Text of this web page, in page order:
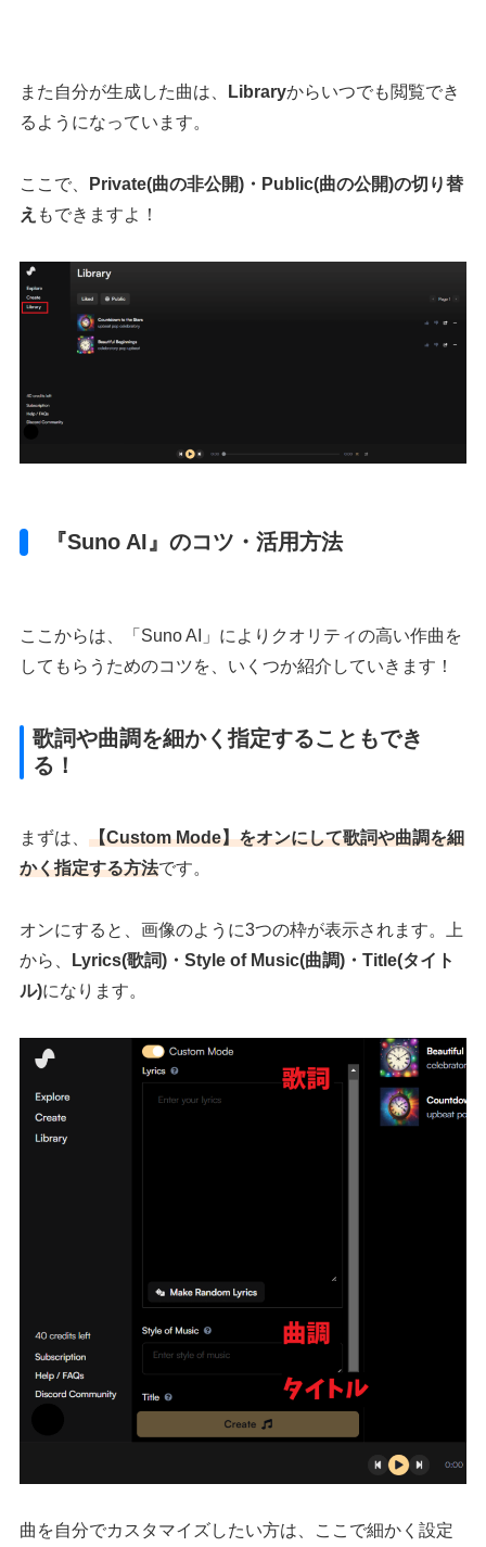
また自分が生成した曲は、 Libraryからいつでも閲覧でき
るようになっています。
ここで、
Private(曲の非公開)・Public(曲の公開)の切り替
え もできますよ！
『Suno AI』のコツ・活用方法
ここからは、「Suno AI」によりクオリティの高い作曲を
してもらうためのコツを、いくつか紹介していきます！
歌詞や曲調を細かく指定することもでき
る！
まずは、【Custom Mode】をオンにして歌詞や曲調を細
かく指定する方法です。
オンにすると、画像のように3つの枠が表示されます。上
から、
Lyrics(歌詞)・Style of Music(曲調)・Title(タイト
ル)になります。
曲を自分でカスタマイズしたい方は、ここで細かく設定